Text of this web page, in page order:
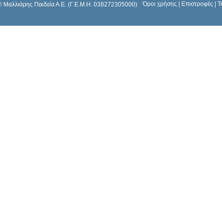
Μαλλιάρης Παιδεία Α.Ε. (Γ.Ε.Μ.Η. 038272305000)
Όροι χρήσης Επιστροφές